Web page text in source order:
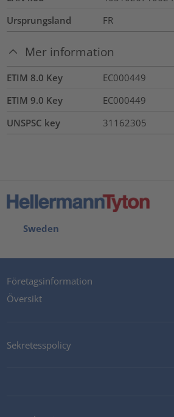
Ursprungsland
FR
Mer information
ETIM 8.0 Key
EC000449
ETIM 9.0 Key
EC000449
UNSPSC key
31162305
Sweden
Företagsinformation
Översikt
Sekretesspolicy